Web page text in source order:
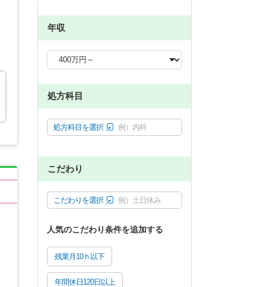
年収
処方科目
処方科目を選択 例）内科
こだわり
こだわりを選択 例）土日休み
人気のこだわり条件を追加する
残業月10ｈ以下
年間休日120日以上